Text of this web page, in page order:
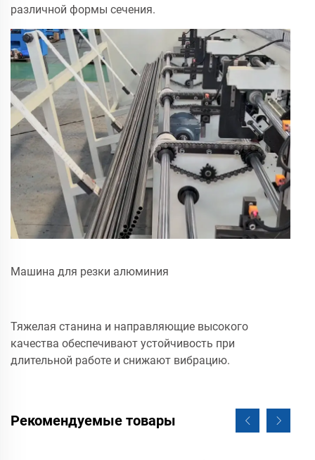
различной формы сечения.
Машина для резки алюминия
Тяжелая станина и направляющие высокого
качества обеспечивают устойчивость при
длительной работе и снижают вибрацию.
Рекомендуемые товары